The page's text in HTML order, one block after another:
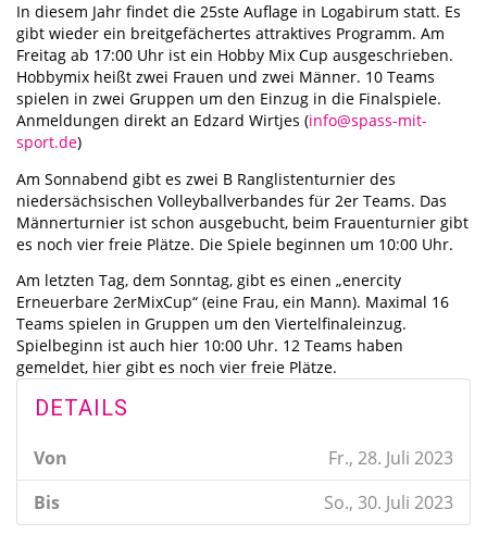
In diesem Jahr findet die 25ste Auflage in Logabirum statt. Es
gibt wieder ein breitgefächertes attraktives Programm. Am
Freitag ab 17:00 Uhr ist ein Hobby Mix Cup ausgeschrieben.
Hobbymix heißt zwei Frauen und zwei Männer. 10 Teams
spielen in zwei Gruppen um den Einzug in die Finalspiele.
Anmeldungen direkt an Edzard Wirtjes (info@spass-mit-
sport.de)
Am Sonnabend gibt es zwei B Ranglistenturnier des
niedersächsischen Volleyballverbandes für 2er Teams. Das
Männerturnier ist schon ausgebucht, beim Frauenturnier gibt
es noch vier freie Plätze. Die Spiele beginnen um 10:00 Uhr.
Am letzten Tag, dem Sonntag, gibt es einen „enercity
Erneuerbare 2erMixCup“ (eine Frau, ein Mann). Maximal 16
Teams spielen in Gruppen um den Viertelfinaleinzug.
Spielbeginn ist auch hier 10:00 Uhr. 12 Teams haben
gemeldet, hier gibt es noch vier freie Plätze.
DETAILS
Von
Fr., 28. Juli 2023
Bis
So., 30. Juli 2023